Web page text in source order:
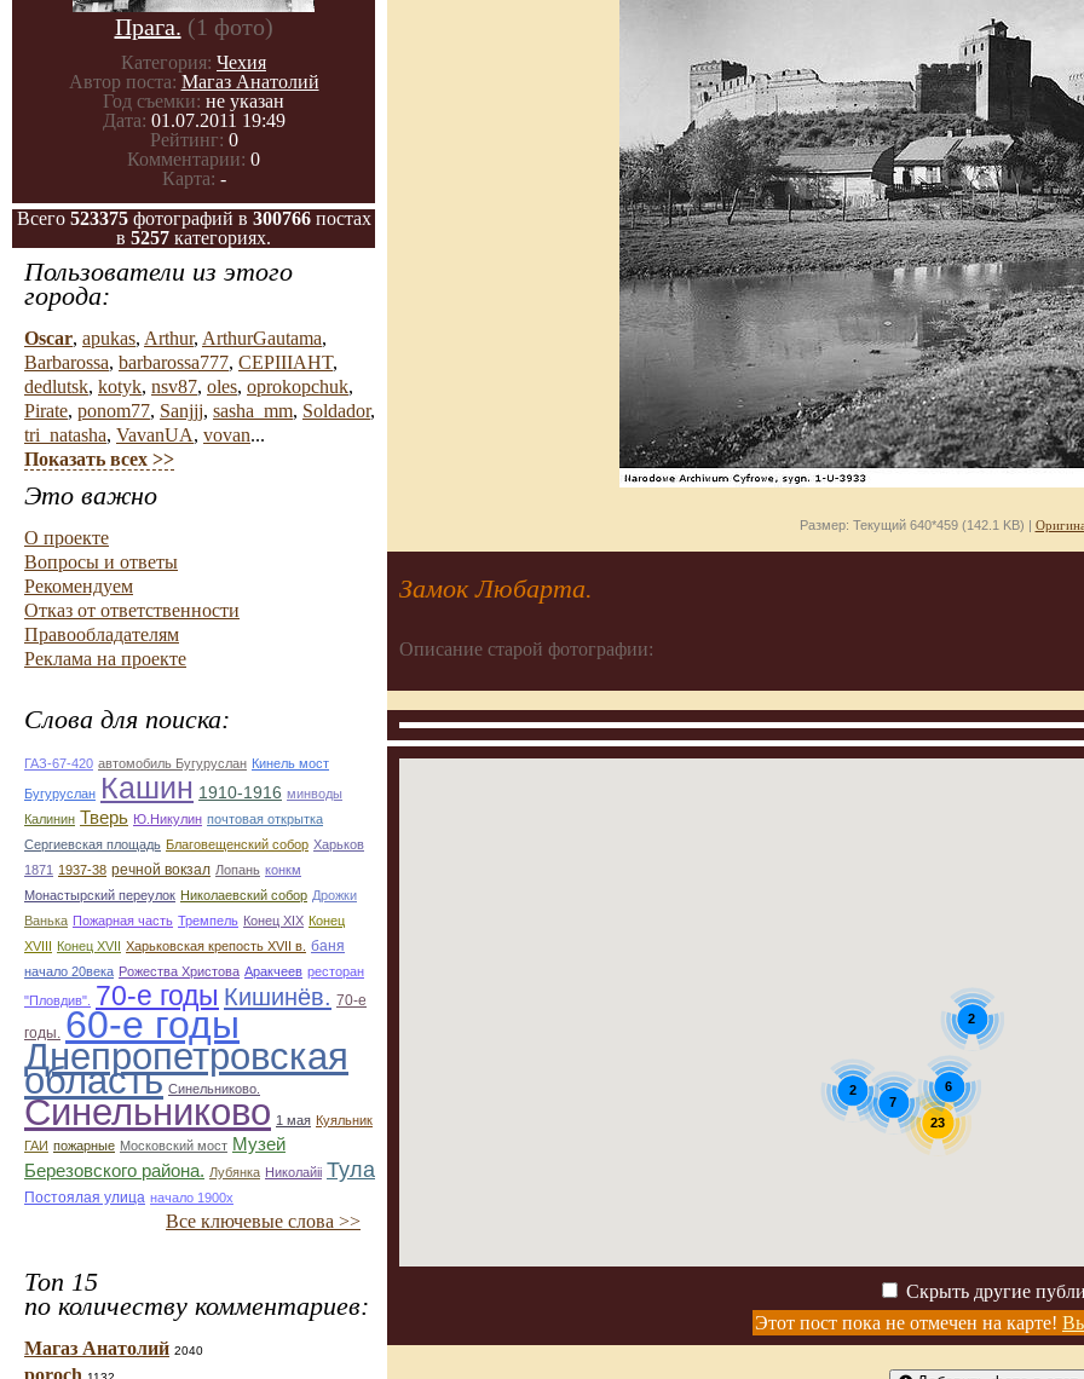
Прага. (1 фото)
Категория: Чехия
Автор поста: Магаз Анатолий
Год съемки: не указан
Дата: 01.07.2011 19:49
Рейтинг: 0
Комментарии: 0
Карта: -
Всего 523375фотографий в 300766постах
в 5257 категориях.
Пользователи из этого
города:
Oscar, apukas, Arthur, ArthurGautama,
Barbarossa, barbarossa777, CEPIIIAHT,
dedlutsk, kotyk, nsv87, oles, oprokopchuk,
Pirate, ponom77, Sanjjj, sasha_mm, Soldador,
tri_natasha, VavanUA, vovan...
Показать всех >>
Это важно
О проекте
Вопросы и ответы
Рекомендуем
Отказ от ответственности
Правообладателям
Реклама на проекте
Слова для поиска:
ГАЗ-67-420 автомобиль Бугуруслан Кинель мост
Бугуруслан Кашин 1910-1916 минводы
Калинин Тверь Ю.Никулин почтовая открытка
Сергиевская площадь Благовещенский собор Харьков
1871 1937-38 речной вокзал Лопань конкм
Монастырский переулок Николаевский собор Дрожки
Ванька Пожарная часть Тремпель Конец XIX Конец
XVIII Конец XVII Харьковская крепость XVII в. баня
начало 20века Рожества Христова Аракчеев ресторан
"Пловдив".
70-е годы Кишинёв. 70-е
годы. 60-е годы
Днепропетровская
область Синельниково.
Синельниково 1 мая Куяльник
ГАИ пожарные Московский мост Музей
Березовского района. Лубянка Николайii Тула
Постоялая улица начало 1900х
Все ключевые слова >>
Топ 15
по количеству комментариев:
Магаз Анатолий 2040
poroch
Размер: Текущий 640*459 (142.1 KB) |
Замок Любарта.
Описание старой фотографии:
23
2
7
2
6
Скрыть другие
Этот пост пока не отмечен на карте!